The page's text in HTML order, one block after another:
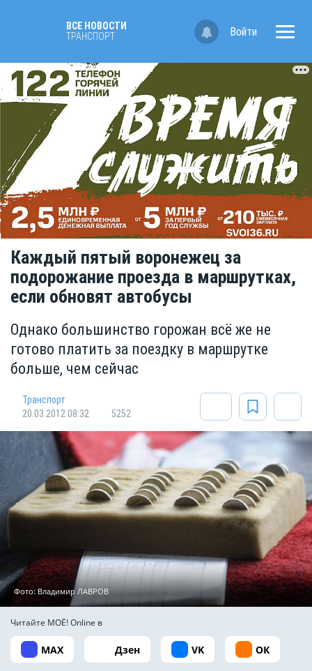
ВСЕ НОВОСТИ
ТРАНСПОРТ
Войти
Каждый пятый воронежец за
подорожание проезда в маршрутках,
если обновят автобусы
Однако большинство горожан всё же не
готово платить за поездку в маршрутке
больше, чем сейчас
Транспорт
20.03.2012 08:32
5252
Фото: Владимир ЛАВРОВ
Читайте МОЁ! Online в
MAX Дзен VK ОК